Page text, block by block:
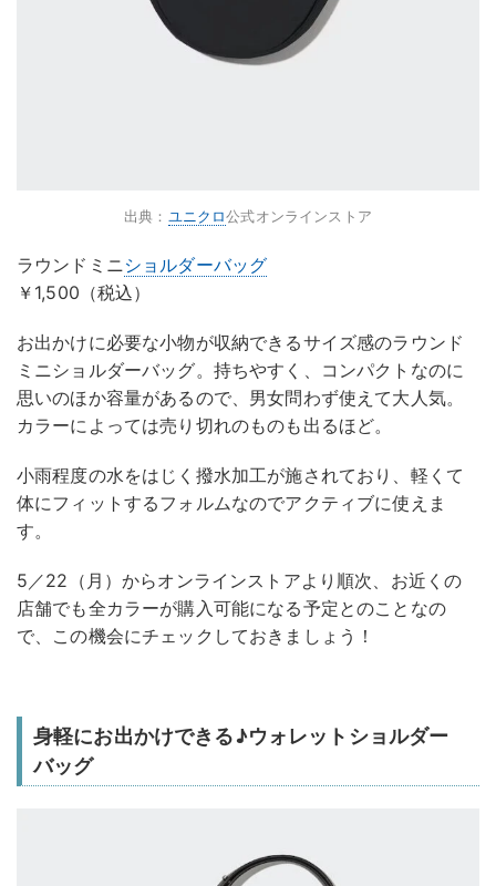
出典： ユニクロ公式オンラインストア
ラウンドミニショルダーバッグ
￥1,500（税込）
お出かけに必要な小物が収納できるサイズ感のラウンド
ミニショルダーバッグ。持ちやすく、コンパクトなのに
思いのほか容量があるので、男女問わず使えて大人気。
カラーによっては売り切れのものも出るほど。
小雨程度の水をはじく撥水加工が施されており、軽くて
体にフィットするフォルムなのでアクティブに使えま
す。
5／22（月）からオンラインストアより順次、お近くの
店舗でも全カラーが購入可能になる予定とのことなの
で、この機会にチェックしておきましょう！
身軽にお出かけできる♪ウォレットショルダー
バッグ